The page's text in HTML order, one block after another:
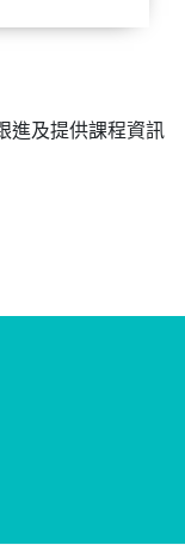
進及提供課程資訊